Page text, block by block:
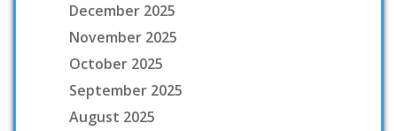
December 2025
November 2025
October 2025
September 2025
August 2025